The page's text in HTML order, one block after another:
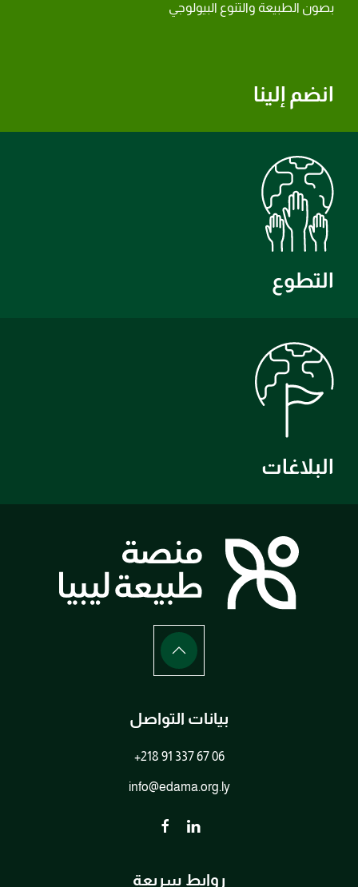
انضم إلينا
بصون الطبيعة والتنوع البيولوجي
التطوع
البلاغات
بيانات التواصل
+218 91 337 67 06
info@edama.org.ly
روابط سريعة